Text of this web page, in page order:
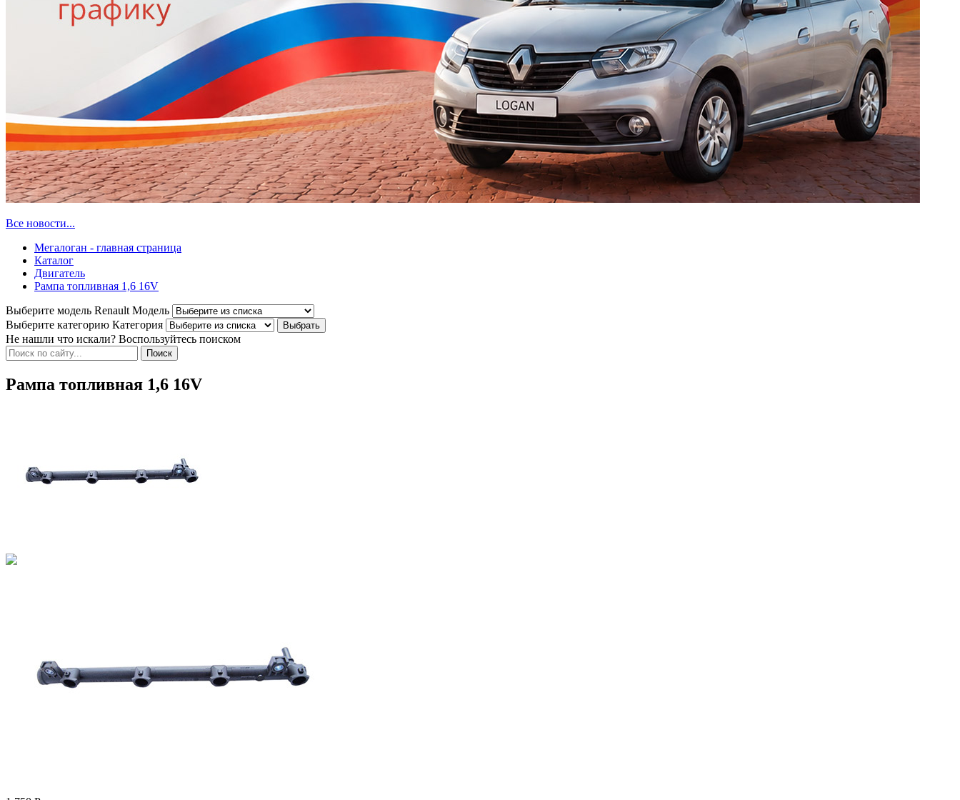
Все новости...
Мегалоган - главная страница
Каталог
Двигатель
Рампа топливная 1,6 16V
Выберите модель Renault Модель
Выберите категорию Категория
Не нашли что искали? Воспользуйтесь поиском
Рампа топливная 1,6 16V